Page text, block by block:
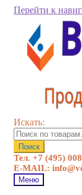
Перейти к
Искать:
Поиск
Тел. +7 (495)
E-MAIL:
Меню